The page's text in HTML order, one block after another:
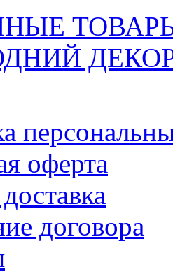
оферта
договора